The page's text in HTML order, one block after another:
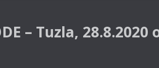
– Tuzla, 28.8.2020